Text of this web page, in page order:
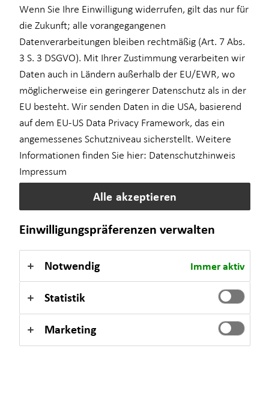
Sach- und Vermögenssicherung
Expat
Living and working in a new country comes with great
opportunities – and unique financial challenges. Let’s turn
complexity into clarity.
Horbach Wirtschaftsberatung has been successfully advising
expats across Germany on financial planning for many years.
Together with you, I develop a tailored solution designed
specifically for your unique situation as an expat – from your
arrival in Germany and starting your career to long-term life
planning.
financial decisions – no matter where you come from.
What makes my financial advice unique?
New to Germany?
Wenn Sie Ihre Einwilligung widerrufen, gilt das nur für
die Zukunft; alle vorangegangenen
Datenverarbeitungen bleiben rechtmäßig (Art. 7 Abs.
3 S. 3 DSGVO). Mit Ihrer Zustimmung verarbeiten wir
Daten auch in Ländern außerhalb der EU/EWR, wo
möglicherweise ein geringerer Datenschutz als in der
EU besteht. Wir senden Daten in die USA, basierend
auf dem EU-US Data Privacy Framework, das ein
angemessenes Schutzniveau sicherstellt. Weitere
Informationen finden Sie hier: Datenschutzhinweis
Impressum
Alle akzeptieren
Einwilligungspräferenzen verwalten
Notwendig Immer aktiv
Statistik
Marketing